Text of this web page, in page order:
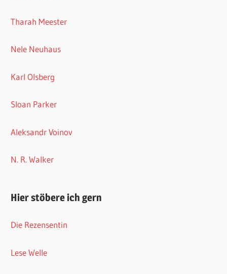
Tharah Meester
Nele Neuhaus
Karl Olsberg
Sloan Parker
Aleksandr Voinov
N. R. Walker
Hier stöbere ich gern
Die Rezensentin
Lese Welle